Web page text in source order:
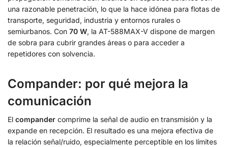
una razonable penetración, lo que la hace idónea para flotas de
transporte, seguridad, industria y entornos rurales o
semiurbanos. Con 70 W, la AT-588MAX-V dispone de margen
de sobra para cubrir grandes áreas o para acceder a
repetidores con solvencia.
Compander: por qué mejora la
comunicación
El compander comprime la señal de audio en transmisión y la
expande en recepción. El resultado es una mejora efectiva de
la relación señal/ruido, especialmente perceptible en los límites